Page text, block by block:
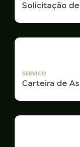
Solicitação
SERVICO
Carteira de